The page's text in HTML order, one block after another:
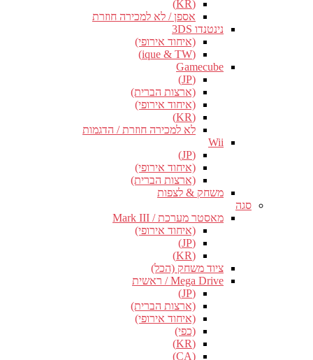
(KR)
אספן / לא למכירה חוזרת
נינטנדו 3DS
(איחוד אירופי)
(ique & TW)
Gamecube
(JP)
(ארצות הברית)
(איחוד אירופי)
(KR)
לא למכירה חוזרת / הדגמות
Wii
(JP)
(איחוד אירופי)
(ארצות הברית)
משחק & לצפות
סגה
מאסטר מערכת / Mark III
(איחוד אירופי)
(JP)
(KR)
ציוד משחק (הכל)
Mega Drive / ראשית
(JP)
(ארצות הברית)
(איחוד אירופי)
(כפי)
(KR)
(CA)